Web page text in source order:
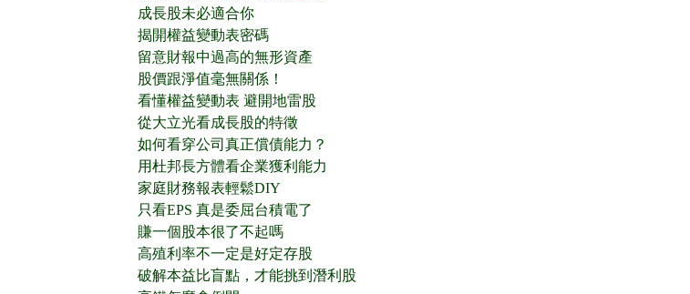
成長股未必適合你
揭開權益變動表密碼
留意財報中過高的無形資產
股價跟淨值毫無關係！
看懂權益變動表 避開地雷股
從大立光看成長股的特徵
如何看穿公司真正償債能力？
用杜邦長方體看企業獲利能力
家庭財務報表輕鬆DIY
只看EPS 真是委屈台積電了
賺一個股本很了不起嗎
高殖利率不一定是好定存股
破解本益比盲點，才能挑到潛利股